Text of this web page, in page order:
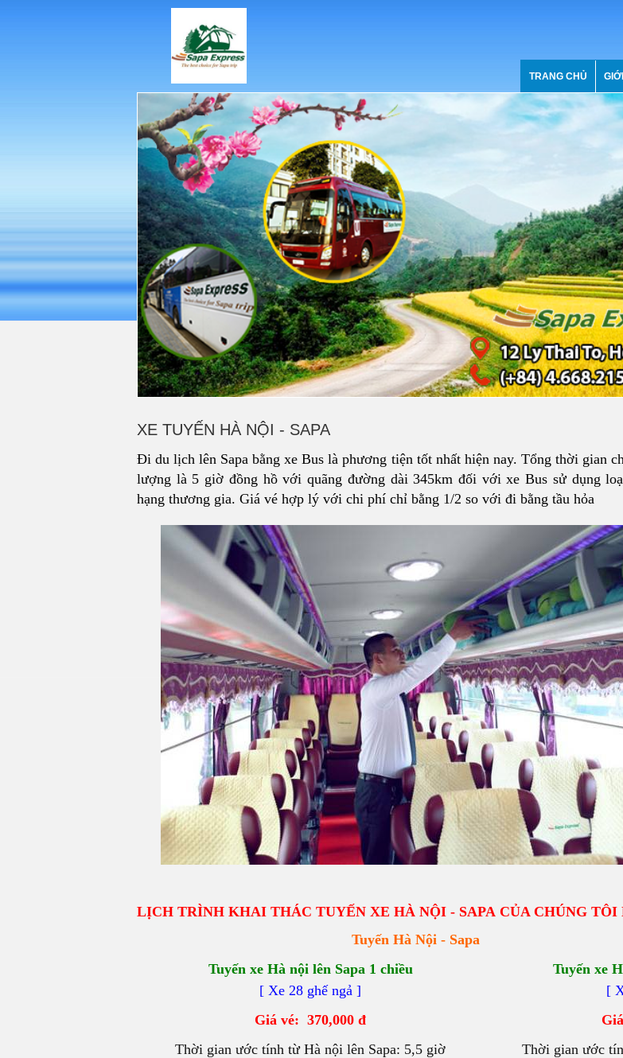
TRANG CHỦ
XE TUYẾN HÀ NỘI - SAPA
Đi du lịch lên Sapa bằng xe Bus là phương tiện tốt nhất hiện nay. Tổng thời gian
lượng là 5 giờ đồng hồ với quãng đường dài 345km đối với xe Bus sử dụng
hạng thương gia. Giá vé hợp lý với chi phí chỉ bằng 1/2 so với đi bằng tầu hỏa
LỊCH TRÌNH KHAI THÁC TUYẾN XE HÀ NỘI - SAPA CỦA CHÚNG TÔI
Tuyến Hà Nội - Sapa
Tuyến xe Hà nội lên Sapa 1 chiều
Tuyến xe
[ Xe 28 ghế ngả ]
Giá vé: 370,000 đ
Thời gian ước tính từ Hà nội lên Sapa: 5,5 giờ
[
Thời gian ước